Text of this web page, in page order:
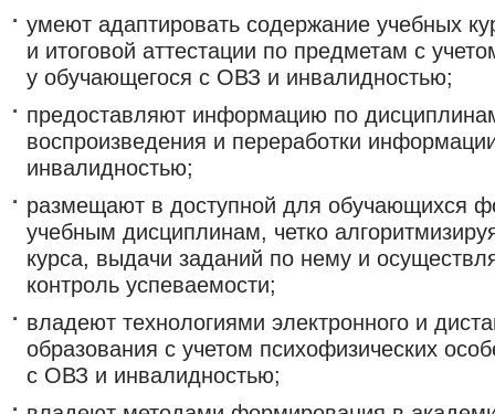
умеют адаптировать содержание учебных
и итоговой аттестации по предметам с
у обучающегося с ОВЗ и инвалидностью;
предоставляют информацию по
воспроизведения и переработки
инвалидностью;
размещают в доступной для обучающихся
учебным дисциплинам, четко
курса, выдачи заданий по нему и
контроль успеваемости;
владеют технологиями электронного и
образования с учетом психофизических
с ОВЗ и инвалидностью;